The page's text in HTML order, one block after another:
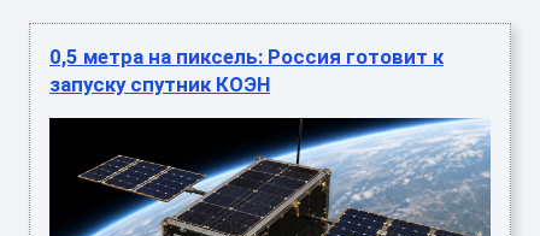
0,5 метра на пиксель: Россия готовит к
запуску спутник КОЭН